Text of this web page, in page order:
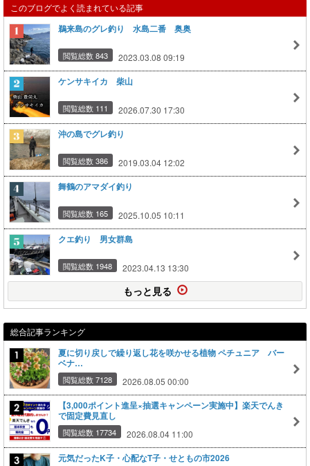
このブログでよく読まれている記事
鵜来島のグレ釣り 水島二番 奥奥
閲覧総数 843 2023.03.08 09:19
ケンサキイカ 柴山
閲覧総数 111 2026.07.30 17:30
沖の島でグレ釣り
閲覧総数 386 2019.03.04 12:02
舞鶴のアマダイ釣り
閲覧総数 165 2025.10.05 10:11
クエ釣り 男女群島
閲覧総数 1948 2023.04.13 13:30
もっと見る
総合記事ランキング
夏に切り戻しで繰り返し花を咲かせる植物 ペチュニア バー
ベナ…
閲覧総数 7128 2026.08.05 00:00
【3,000ポイント進呈×抽選キャンペーン実施中】楽天でんき
で固定費見直し
閲覧総数 17734 2026.08.04 11:00
元気だったK子・心配なT子・せともの市2026